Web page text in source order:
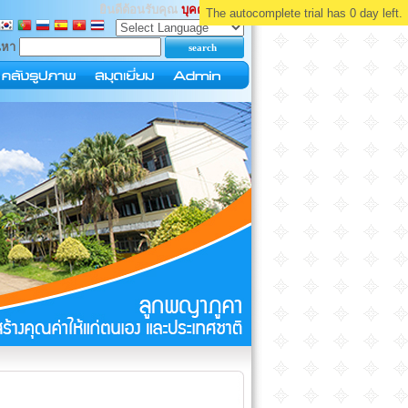
ยินดีต้อนรับคุณ บุคคลทั่วไป
า
The autocomplete trial has 0 day left.